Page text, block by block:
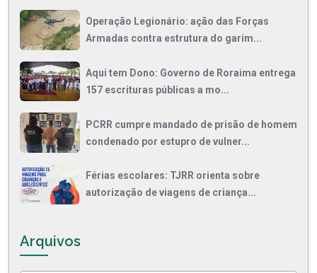
Operação Legionário: ação das Forças
Armadas contra estrutura do garim...
Aqui tem Dono: Governo de Roraima entrega
157 escrituras públicas a mo...
PCRR cumpre mandado de prisão de homem
condenado por estupro de vulner...
Férias escolares: TJRR orienta sobre
autorização de viagens de criança...
Arquivos